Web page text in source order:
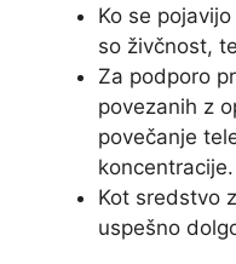
Ko se
so živčnost,
Za podporo
povezanih z
povečanje
koncentracije.
Kot sredstvo
uspešno